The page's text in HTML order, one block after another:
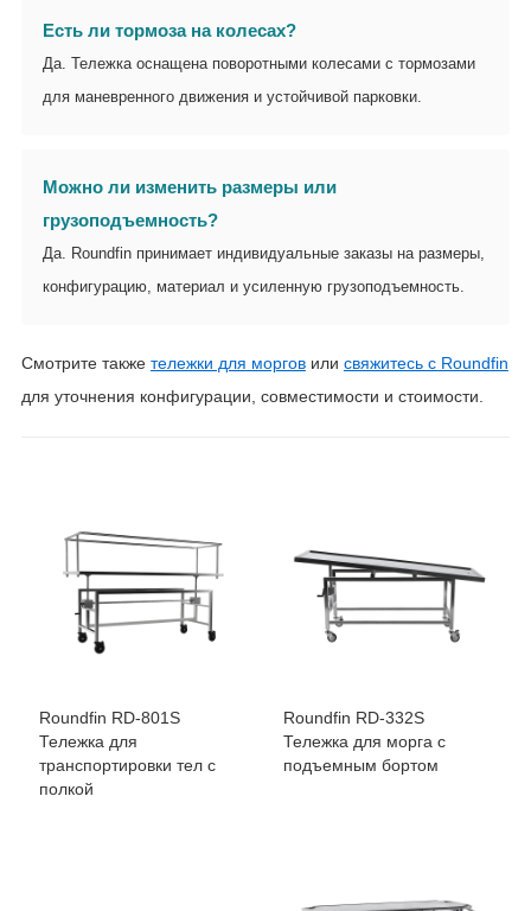
Есть ли тормоза на колесах?
Да. Тележка оснащена поворотными колесами с тормозами
для маневренного движения и устойчивой парковки.
Можно ли изменить размеры или
грузоподъемность?
Да. Roundfin принимает индивидуальные заказы на размеры,
конфигурацию, материал и усиленную грузоподъемность.
Смотрите также тележки для морговили свяжитесь с Roundfin
для уточнения конфигурации, совместимости и стоимости.
Roundfin RD-801S
Тележка для
транспортировки тел с
полкой
Roundfin RD-332S
Тележка для морга с
подъемным бортом